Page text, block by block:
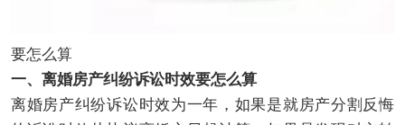
要怎么算
一、离婚房产纠纷诉讼时效要怎么算
离婚房产纠纷诉讼时效为一年，如果是就房产分割反悔